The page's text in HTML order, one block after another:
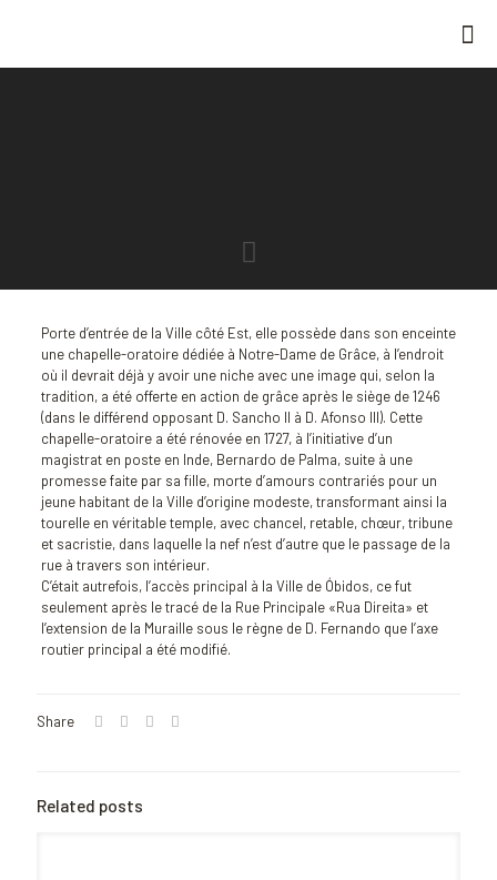
Porte d’entrée de la Ville côté Est, elle possède dans son enceinte
une chapelle-oratoire dédiée à Notre-Dame de Grâce, à l’endroit
où il devrait déjà y avoir une niche avec une image qui, selon la
tradition, a été offerte en action de grâce après le siège de 1246
(dans le différend opposant D. Sancho II à D. Afonso III). Cette
chapelle-oratoire a été rénovée en 1727, à l’initiative d’un
magistrat en poste en Inde, Bernardo de Palma, suite à une
promesse faite par sa fille, morte d’amours contrariés pour un
jeune habitant de la Ville d’origine modeste, transformant ainsi la
tourelle en véritable temple, avec chancel, retable, chœur, tribune
et sacristie, dans laquelle la nef n’est d’autre que le passage de la
rue à travers son intérieur.
C’était autrefois, l’accès principal à la Ville de Óbidos, ce fut
seulement après le tracé de la Rue Principale «Rua Direita» et
l’extension de la Muraille sous le règne de D. Fernando que l’axe
routier principal a été modifié.
Share
Related posts